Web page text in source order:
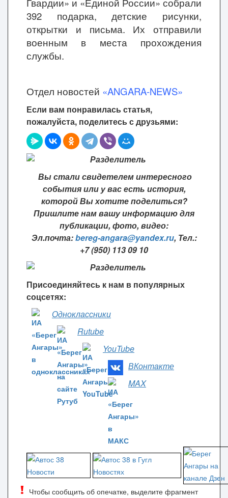
392 подарка, детские рисунки,
открытки и письма. Их отправили
военным в места прохождения
службы.
Отдел новостей «ANGARA-NEWS»
Если вам понравилась статья,
пожалуйста, поделитесь с друзьями:
Вы стали свидетелем интересного
события или у вас есть история,
которой Вы хотите поделиться?
Пришлите нам вашу информацию для
публикации, фото, видео:
Эл.почта:bereg-angara@yandex.ru, Тел.:
+7 (950) 113 09 10
Присоединяйтесь к нам в популярных
соцсетях:
Одноклассники
Rutube
YouTube
ВКонтакте
MAX
Чтобы сообщить об опечатке, выделите фрагмент